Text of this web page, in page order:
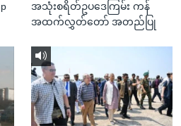
အသုံးစရိတ်ဥပဒေကြမ်း ကန်
အထက်လွှတ်တော် အတည်ပြု